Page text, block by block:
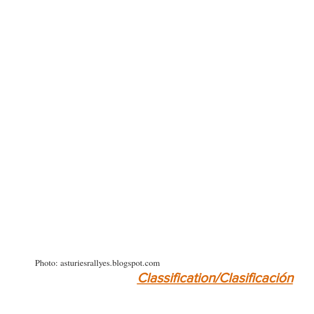
Photo: asturiesrallyes.blogspot.com
Classification/Clasificación